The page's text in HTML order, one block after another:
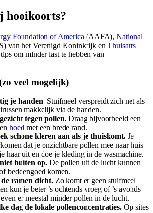
hooikoorts?
Foundation of America (AAFA), National
van het Verenigd Koninkrijk en Thuisarts
om minder last te hebben van
veel mogelijk)
je handen. Stuifmeel verspreidt zich net als
makkelijk via de handen.
tegen pollen. Draag bijvoorbeeld een
hoed met een brede rand.
schone kleren aan als je thuiskomt. Je
dat je onzichtbare pollen mee naar huis
haar uit en doe je kleding in de wasmachine.
buiten op. De pollen uit de lucht kunnen
beddengoed komen.
ramen dicht. Zo komt er geen stuifmeel
kun je beter ’s ochtends vroeg of ’s avonds
er meestal minder pollen in de lucht.
dag de lokale pollenconcentraties. Op sites